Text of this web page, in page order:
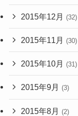
2015年12月 (32)
2015年11月 (30)
2015年10月 (31)
2015年9月 (3)
2015年8月 (2)